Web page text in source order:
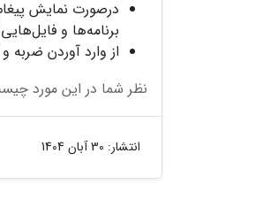
برنامه‌ها و
از وارد آوردن
نظر شما در این مورد
انتشار: 30 آبان 1404